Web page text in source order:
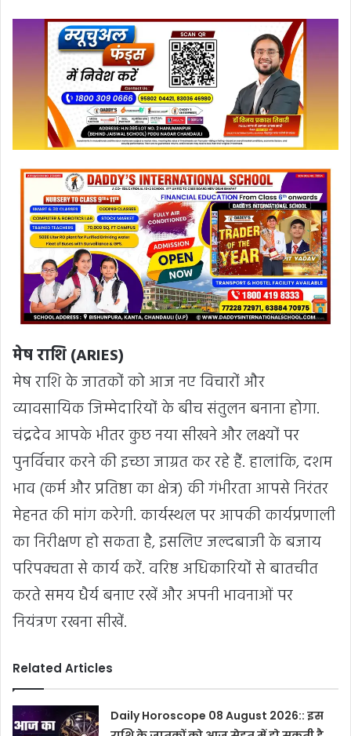
मेष राशि (ARIES)
मेष राशि के जातकों को आज नए विचारों और
व्यावसायिक जिम्मेदारियों के बीच संतुलन बनाना होगा.
चंद्रदेव आपके भीतर कुछ नया सीखने और लक्ष्यों पर
पुनर्विचार करने की इच्छा जाग्रत कर रहे हैं. हालांकि, दशम
भाव (कर्म और प्रतिष्ठा का क्षेत्र) की गंभीरता आपसे निरंतर
मेहनत की मांग करेगी. कार्यस्थल पर आपकी कार्यप्रणाली
का निरीक्षण हो सकता है, इसलिए जल्दबाजी के बजाय
परिपक्वता से कार्य करें. वरिष्ठ अधिकारियों से बातचीत
करते समय धैर्य बनाए रखें और अपनी भावनाओं पर
नियंत्रण रखना सीखें.
Related Articles
Daily Horoscope 08 August 2026:: इस